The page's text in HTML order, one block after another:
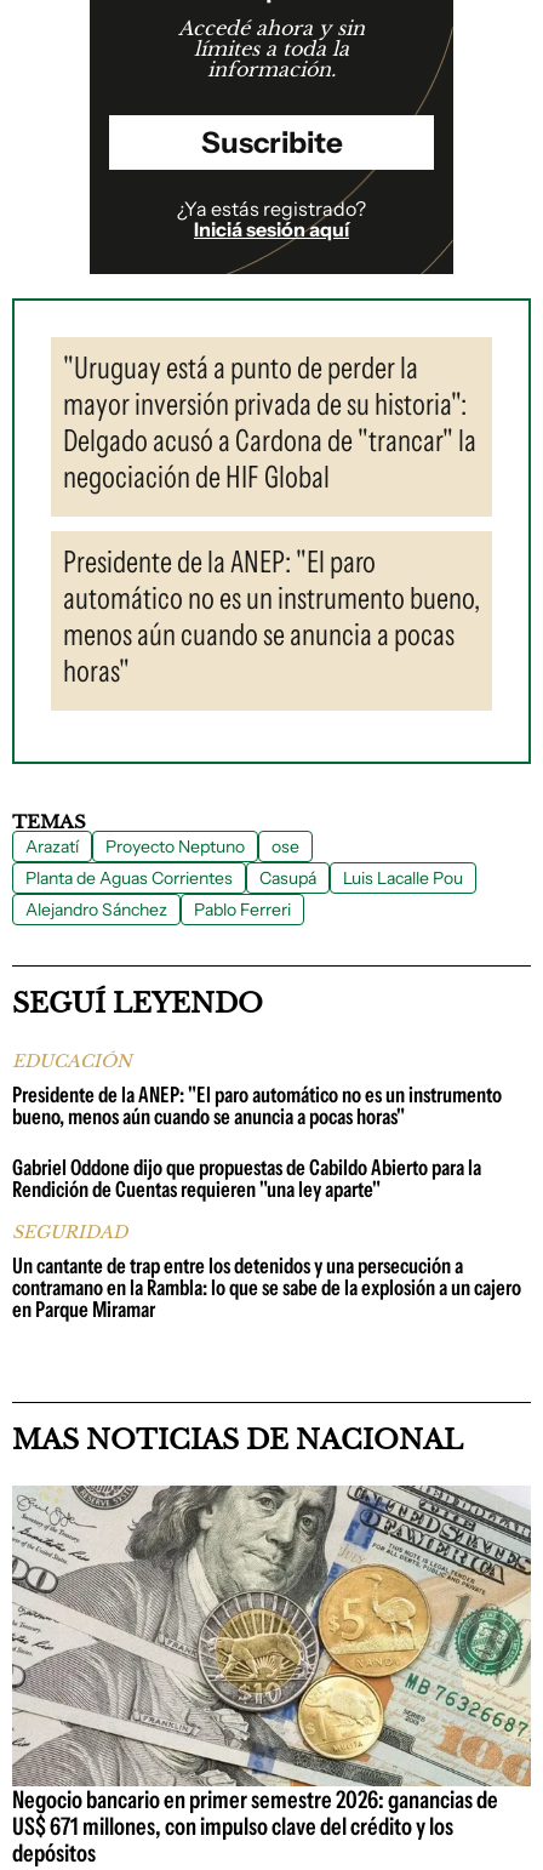
Accedé ahora y sin
límites a toda la
información.
Suscribite
¿Ya estás registrado?
Iniciá sesión aquí
"Uruguay está a punto de perder la
mayor inversión privada de su historia":
Delgado acusó a Cardona de "trancar" la
negociación de HIF Global
Presidente de la ANEP: "El paro
automático no es un instrumento bueno,
menos aún cuando se anuncia a pocas
horas"
TEMAS
Arazatí Proyecto Neptuno
ose
Planta de Aguas Corrientes
Casupá
Luis Lacalle Pou
Alejandro Sánchez
Pablo Ferreri
SEGUÍ LEYENDO
EDUCACIÓN
Presidente de la ANEP: "El paro automático no es un instrumento
bueno, menos aún cuando se anuncia a pocas horas"
Gabriel Oddone dijo que propuestas de Cabildo Abierto para la
Rendición de Cuentas requieren "una ley aparte"
SEGURIDAD
Un cantante de trap entre los detenidos y una persecución a
contramano en la Rambla: lo que se sabe de la explosión a un cajero
en Parque Miramar
MAS NOTICIAS DE NACIONAL
Negocio bancario en primer semestre 2026: ganancias de
US$ 671 millones, con impulso clave del crédito y los
depósitos